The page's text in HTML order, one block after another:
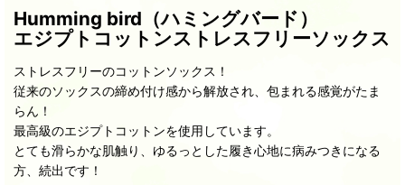
Humming bird（ハミングバード）
エジプトコットンストレスフリーソックス
ストレスフリーのコットンソックス！
従来のソックスの締め付け感から解放され、包まれる感覚がたま
らん！
最高級のエジプトコットンを使用しています。
とても滑らかな肌触り、ゆるっとした履き心地に病みつきになる
方、続出です！